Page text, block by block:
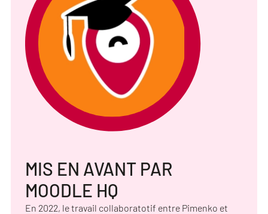
MIS EN AVANT PAR
MOODLE HQ
En 2022, le travail collaboratotif entre Pimenko et